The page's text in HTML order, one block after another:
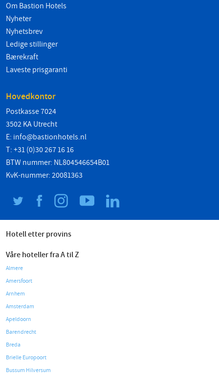
Om Bastion Hotels
Nyheter
Nyhetsbrev
Ledige stillinger
Bærekraft
Laveste prisgaranti
Hovedkontor
Postkasse 7024
3502 KA Utrecht
E: info@bastionhotels.nl
T: +31 (0)30 267 16 16
BTW nummer: NL804546654B01
KvK-nummer: 20081363
Hotell etter provins
Våre hoteller fra A til Z
Almere
Amersfoort
Arnhem
Amsterdam
Apeldoorn
Barendrecht
Breda
Brielle Europoort
Bussum Hilversum